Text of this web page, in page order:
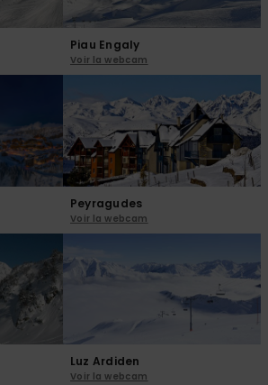
Piau Engaly
Voir la webcam
Peyragudes
Voir la webcam
Luz Ardiden
Voir la webcam